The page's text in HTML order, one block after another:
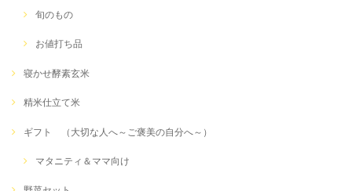
旬のもの
お値打ち品
寝かせ酵素玄米
精米仕立て米
ギフト （大切な人へ～ご褒美の自分へ～）
マタニティ＆ママ向け